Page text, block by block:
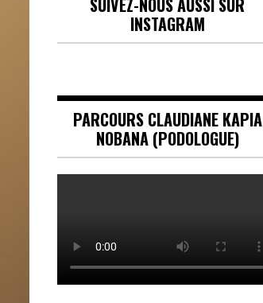
SUIVEZ-NOUS AUSSI SUR
INSTAGRAM
PARCOURS CLAUDIANE KAPIA
NOBANA (PODOLOGUE)